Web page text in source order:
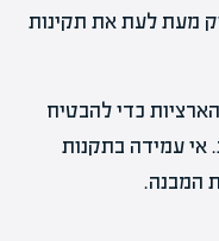
מעת לעת את תקינות
כדי להבטיח
אי עמידה בתקנות
המבנה.